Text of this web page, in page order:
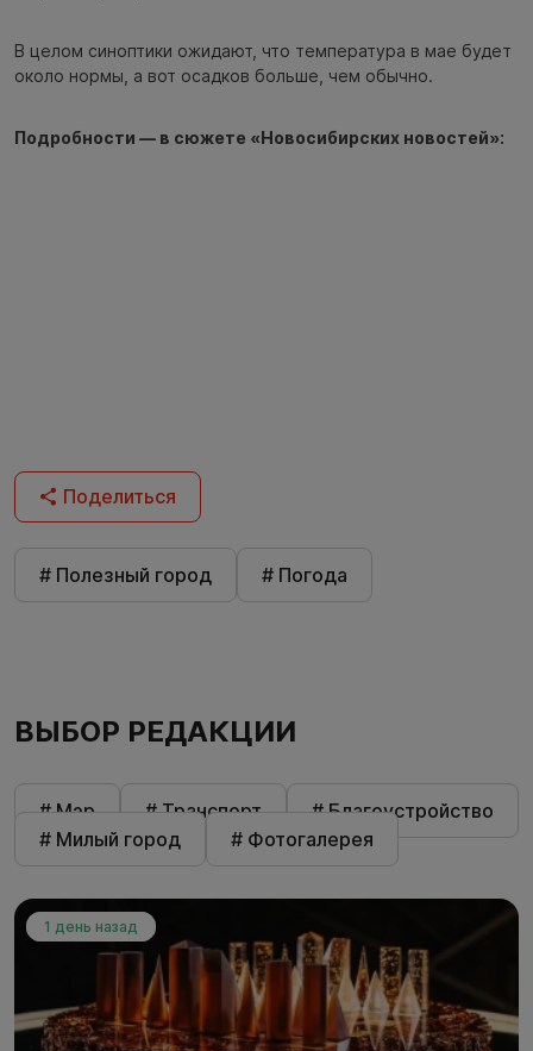
В целом синоптики ожидают, что температура в мае будет
около нормы, а вот осадков больше, чем обычно.
Подробности — в сюжете «Новосибирских новостей»:
Поделиться
# Полезный город # Погода
ВЫБОР РЕДАКЦИИ
# Мэр # Транспорт
# Благоустройство
# Милый город
# Фотогалерея
1 день назад